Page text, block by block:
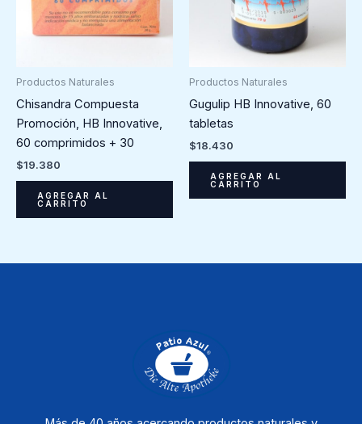
Productos Naturales
Chisandra Compuesta
Promoción, HB Innovative,
60 comprimidos + 30
$19.380
AGREGAR AL
CARRITO
Productos Naturales
Gugulip HB Innovative, 60
tabletas
$18.430
AGREGAR AL
CARRITO